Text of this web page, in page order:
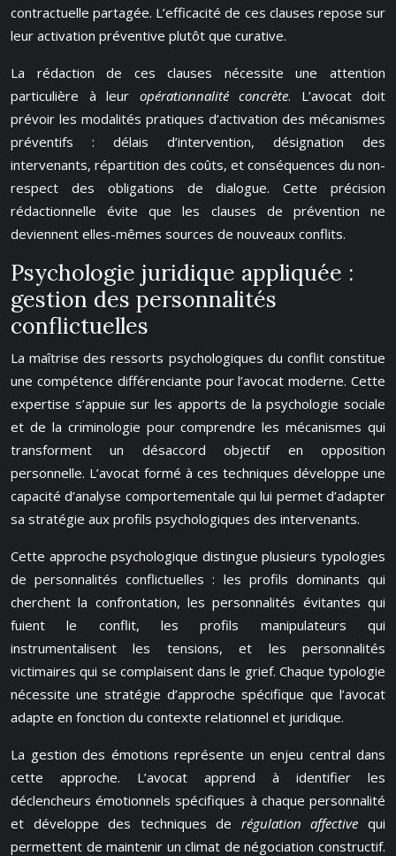
contractuelle partagée. L’efficacité de ces clauses repose sur
leur activation préventive plutôt que curative.
La rédaction de ces clauses nécessite une attention
particulière à leur opérationnalité concrète. L’avocat doit
prévoir les modalités pratiques d’activation des mécanismes
préventifs : délais d’intervention, désignation des
intervenants, répartition des coûts, et conséquences du non-
respect des obligations de dialogue. Cette précision
rédactionnelle évite que les clauses de prévention ne
deviennent elles-mêmes sources de nouveaux conflits.
Psychologie juridique appliquée :
gestion des personnalités
conflictuelles
La maîtrise des ressorts psychologiques du conflit constitue
une compétence différenciante pour l’avocat moderne. Cette
expertise s’appuie sur les apports de la psychologie sociale
et de la criminologie pour comprendre les mécanismes qui
transforment un désaccord objectif en opposition
personnelle. L’avocat formé à ces techniques développe une
capacité d’analyse comportementale qui lui permet d’adapter
sa stratégie aux profils psychologiques des intervenants.
Cette approche psychologique distingue plusieurs typologies
de personnalités conflictuelles : les profils dominants qui
cherchent la confrontation, les personnalités évitantes qui
fuient le conflit, les profils manipulateurs qui
instrumentalisent les tensions, et les personnalités
victimaires qui se complaisent dans le grief. Chaque typologie
nécessite une stratégie d’approche spécifique que l’avocat
adapte en fonction du contexte relationnel et juridique.
La gestion des émotions représente un enjeu central dans
cette approche. L’avocat apprend à identifier les
déclencheurs émotionnels spécifiques à chaque personnalité
et développe des techniques de régulation affective qui
permettent de maintenir un climat de négociation constructif.